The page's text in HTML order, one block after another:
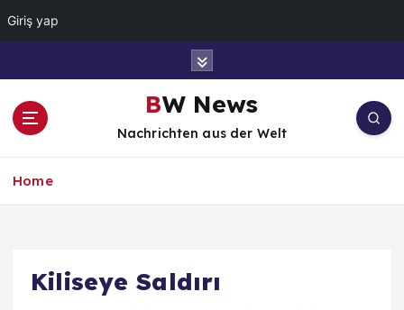
Giriş yap
BW News
Nachrichten aus der Welt
Home
Kiliseye Saldırı